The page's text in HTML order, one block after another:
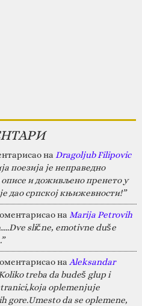
на Dragoljub Filipovic
поезија је неправедно
и доживљено пренето у
дао српској књижевности!”
на Marija Petrovih
slične, emotivne duše
на Aleksandar
treba da budeš glup i
oplemenjuje
gore.Umesto da se oplemene,